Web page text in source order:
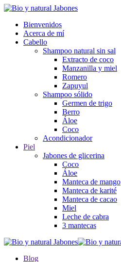
Bienvenidos
Acerca de mí
Cabello
Shampoo natural sin sal
Extracto de coco
Manzanilla y miel
Romero
Zapuyul
Shampoo sólido
Germen de trigo
Berro
Áloe
Coco
Acondicionador
Piel
Jabones de glicerina
Coco
Áloe
Manteca de mango
Manteca de karité
Manteca de cacao
Miel
Leche de cabra
3 mantecas
Blog